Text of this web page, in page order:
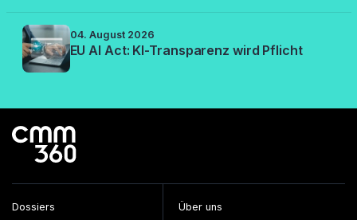
04. August 2026
EU AI Act: KI-Transparenz wird Pflicht
Dossiers
Über uns